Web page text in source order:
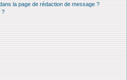
la page de rédaction de message ?
?